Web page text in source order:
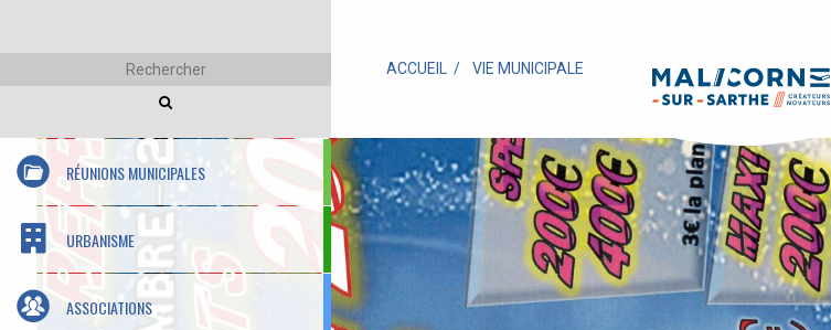
ACCUEIL VIE MUNICIPALE
RÉUNIONS MUNICIPALES
URBANISME
ASSOCIATIONS